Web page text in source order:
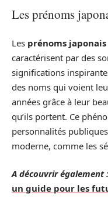
Les prénoms
Les prénoms japonais
caractérisent par des
significations
des noms qui voient
années grâce à leur
qu’ils portent. Ce
personnalités
moderne, comme les
A découvrir également :
un guide pour les